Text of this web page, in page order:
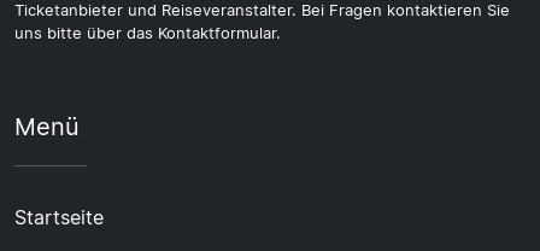
Ticketanbieter und Reiseveranstalter. Bei Fragen kontaktieren Sie
uns bitte über das Kontaktformular.
Menü
Startseite